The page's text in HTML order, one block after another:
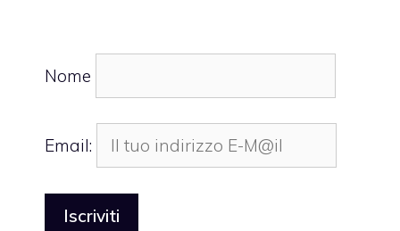
Nome
Email: